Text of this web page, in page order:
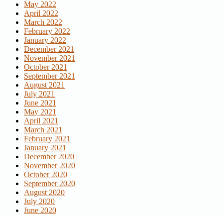
May 2022
April 2022
March 2022
February 2022
January 2022
December 2021
November 2021
October 2021
September 2021
August 2021
July 2021
June 2021
May 2021
April 2021
March 2021
February 2021
January 2021
December 2020
November 2020
October 2020
September 2020
August 2020
July 2020
June 2020